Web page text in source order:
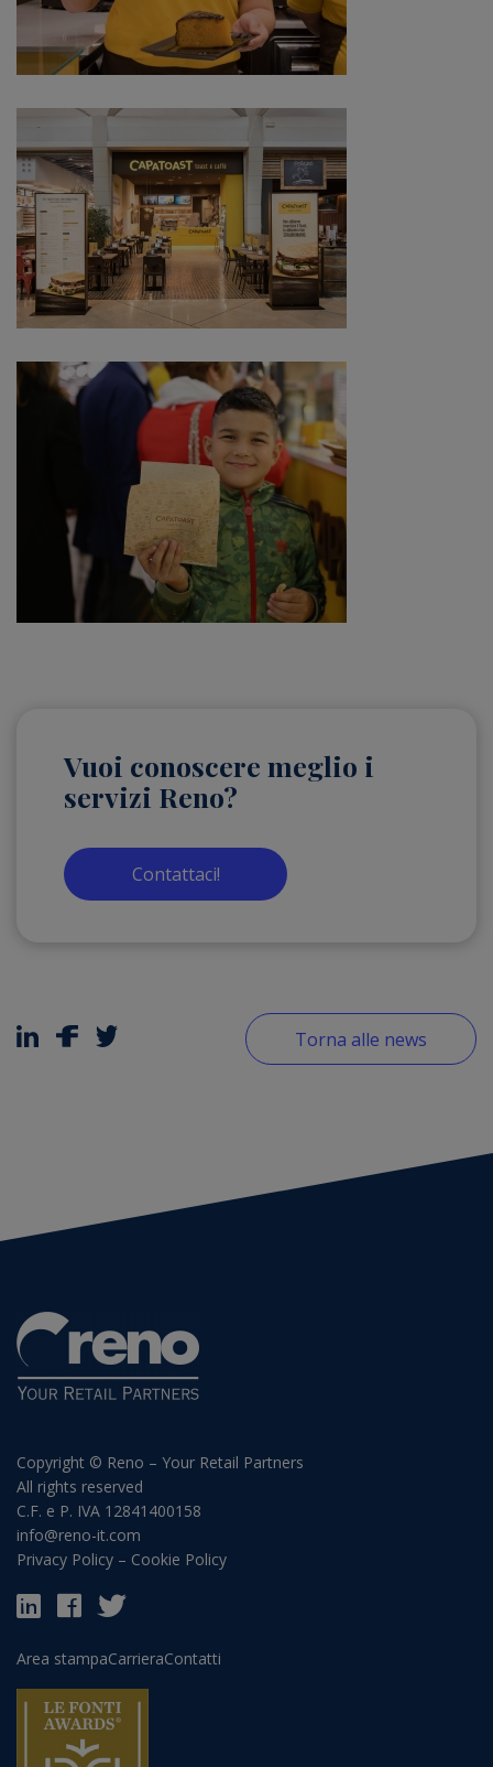
Vuoi conoscere meglio i
servizi Reno?
Contattaci!
Torna alle news
Copyright © Reno – Your Retail Partners
All rights reserved
C.F. e P. IVA 12841400158
info@reno-it.com
Privacy Policy – Cookie Policy
Area stampaCarrieraContatti